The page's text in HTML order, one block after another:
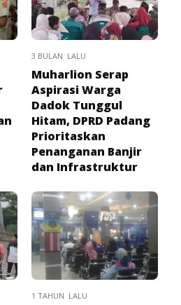
3 BULAN LALU
Muharlion Serap
Aspirasi Warga
Dadok Tunggul
Hitam, DPRD Padang
Prioritaskan
Penanganan Banjir
dan Infrastruktur
1 TAHUN LALU